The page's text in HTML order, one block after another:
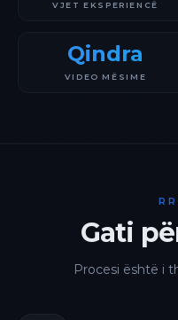
VJET EKSPERIENCË
Qindra
VIDEO MËSIME
Gati
Procesi është i